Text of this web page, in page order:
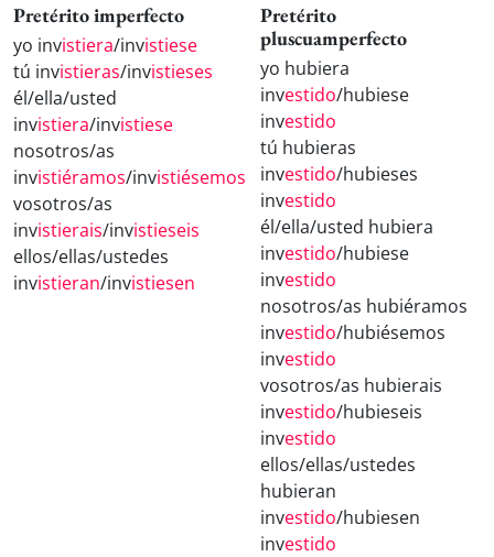
Pretérito imperfecto
yo invistiera/invistiese
tú invistieras/invistieses
él/ella/usted
invistiera/invistiese
nosotros/as
invistiéramos/invistiésemos
vosotros/as
invistierais/invistieseis
ellos/ellas/ustedes
invistieran/invistiesen
Pretérito
pluscuamperfecto
yo hubiera
investido/hubiese
investido
tú hubieras
investido/hubieses
investido
él/ella/usted hubiera
investido/hubiese
investido
nosotros/as hubiéramos
investido/hubiésemos
investido
vosotros/as hubierais
investido/hubieseis
investido
ellos/ellas/ustedes
hubieran
investido/hubiesen
investido